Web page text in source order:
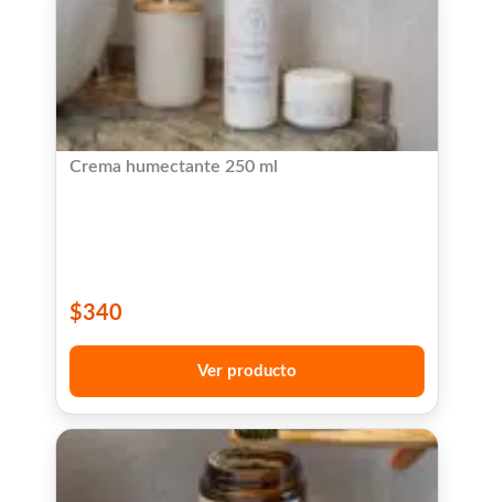
Crema humectante 250 ml
$340
Ver producto